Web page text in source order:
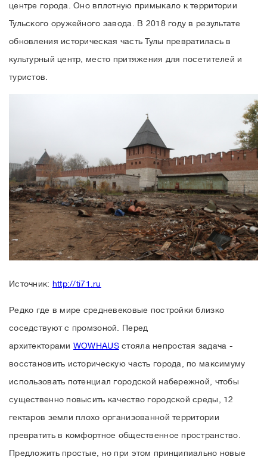
центре города. Оно вплотную примыкало к территории
Тульского оружейного завода. В 2018 году в результате
обновления историческая часть Тулы превратилась в
культурный центр, место притяжения для посетителей и
туристов.
Источник: http://ti71.ru
Редко где в мире средневековые постройки близко
соседствуют с промзоной. Перед
архитекторами WOWHAUSстояла непростая задача -
восстановить историческую часть города, по максимуму
использовать потенциал городской набережной, чтобы
существенно повысить качество городской среды, 12
гектаров земли плохо организованной территории
превратить в комфортное общественное пространство.
Предложить простые, но при этом принципиально новые